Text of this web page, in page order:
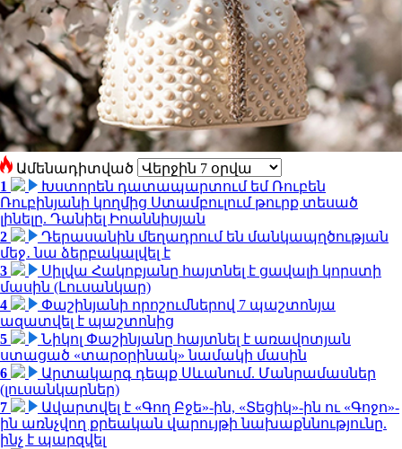
Ամենադիտված
1
Խստորեն դատապարտում եմ Ռուբեն
Ռուբինյանի կողմից Ստամբուլում թուրք տեսած
լինելը. Դանիել Իոաննիսյան
2
Դերասանին մեղադրում են մանկապղծության
մեջ․ նա ձերբակալվել է
3
Սիլվա Հակոբյանը հայտնել է ցավալի կորստի
մասին (Լուսանկար)
4
Փաշինյանի որոշումներով 7 պաշտոնյա
ազատվել է պաշտոնից
5
Նիկոլ Փաշինյանը հայտնել է առավոտյան
ստացած «տարօրինակ» նամակի մասին
6
Արտակարգ դեպք Սևանում. Մանրամասներ
(լուսանկարներ)
7
Ավարտվել է «Գող Բջե»-ին, «Տեցիկ»-ին ու «Գոջո»-
ին առնչվող քրեական վարույթի նախաքննությունը.
ինչ է պարզվել